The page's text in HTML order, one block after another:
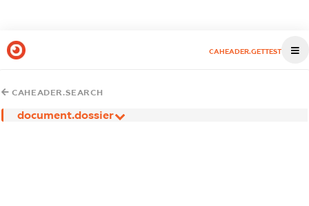
CAHEADER.GETTEST
CAHEADER.SEARCH
document.dossier